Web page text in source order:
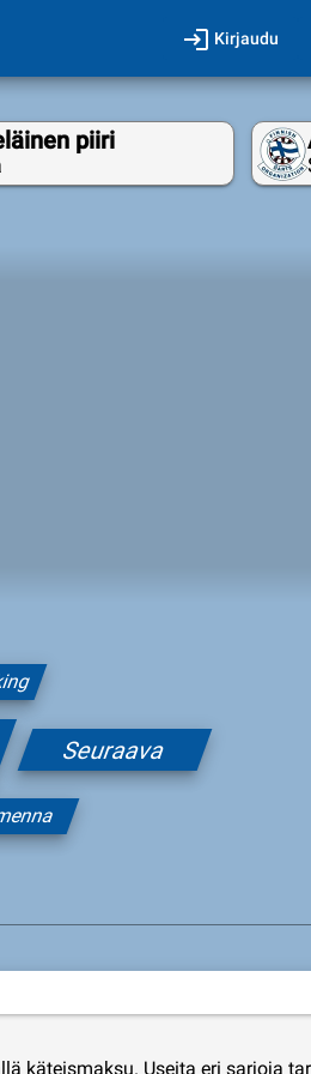
login Kirjaudu
piiri
Seuraava
käteismaksu. Useita eri sarjoja